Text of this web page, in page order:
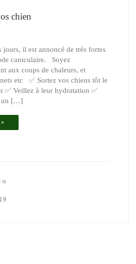
chien
jours, il est annoncé de très fortes
caniculaire. Soyez
aux coups de chaleurs, et
etc ✅ Sortez vos chiens tôt le
✅ Veillez à leur hydratation ✅
un […]